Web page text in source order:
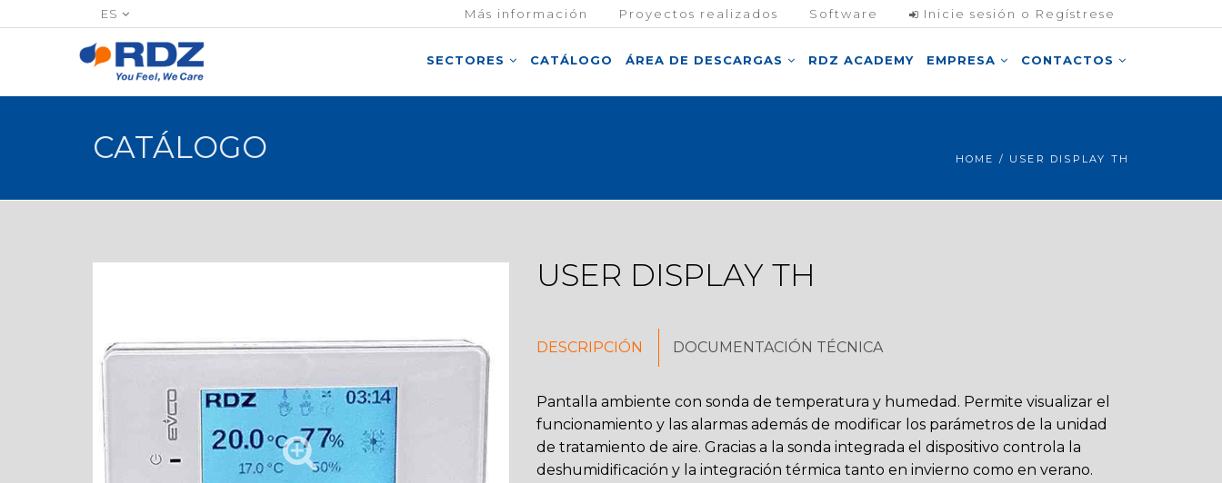
ES Más información Proyectos realizados Software Inicie sesión o Regístrese
SECTORES CATÁLOGO ÁREA DE DESCARGAS RDZ ACADEMY EMPRESA CONTACTOS
CATÁLOGO HOME / USER DISPLAY TH
USER DISPLAY TH
DESCRIPCIÓN DOCUMENTACIÓN TÉCNICA
Pantalla ambiente con sonda de temperatura y humedad. Permite visualizar el
funcionamiento y las alarmas además de modificar los parámetros de la unidad
de tratamiento de aire. Gracias a la sonda integrada el dispositivo controla la
deshumidificación y la integración térmica tanto en invierno como en verano.